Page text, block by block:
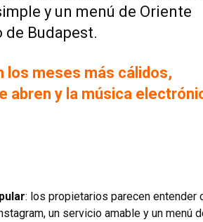
y un menú de Oriente
Budapest.
los meses más cálidos,
abren y la música
: los propietarios parecen entender
un servicio amable y un menú